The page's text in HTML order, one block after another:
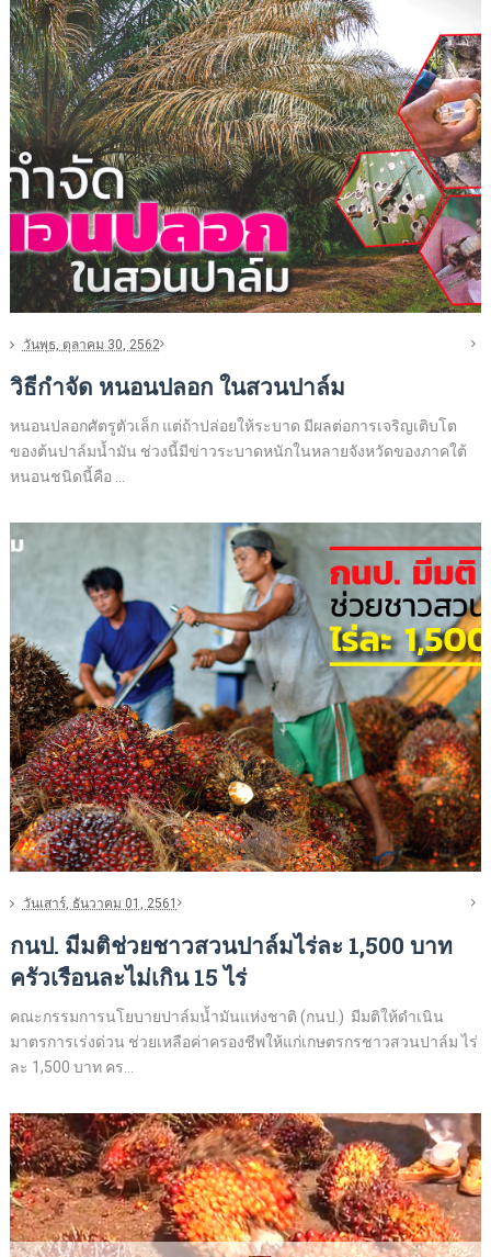
วันพุธ, ตุลาคม 30, 2562
วิธีกำจัด หนอนปลอก ในสวนปาล์ม
หนอนปลอกศัตรูตัวเล็ก แต่ถ้าปล่อยให้ระบาด มีผลต่อการเจริญเติบโต
ของต้นปาล์มน้ำมัน ช่วงนี้มีข่าวระบาดหนักในหลายจังหวัดของภาคใต้
หนอนชนิดนี้คือ ...
วันเสาร์, ธันวาคม 01, 2561
กนป. มีมติช่วยชาวสวนปาล์มไร่ละ 1,500 บาท
ครัวเรือนละไม่เกิน 15 ไร่
คณะกรรมการนโยบายปาล์มน้ำมันแห่งชาติ (กนป.) มีมติให้ดำเนิน
มาตรการเร่งด่วน ช่วยเหลือค่าครองชีพให้แก่เกษตรกรชาวสวนปาล์ม ไร่
ละ 1,500 บาท คร...